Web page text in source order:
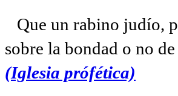
Que un rabino judío,
sobre la bondad o no
(Iglesia prófética)